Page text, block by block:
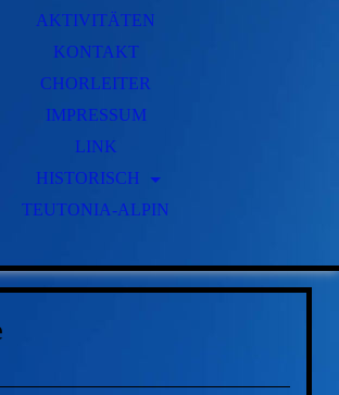
AKTIVITÄTEN
KONTAKT
CHORLEITER
IMPRESSUM
LINK
HISTORISCH
GESCHICHTE
CHORLEITER
TEUTONIA-ALPIN